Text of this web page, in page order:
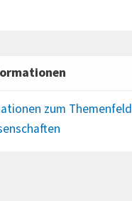
zum Themenfeld